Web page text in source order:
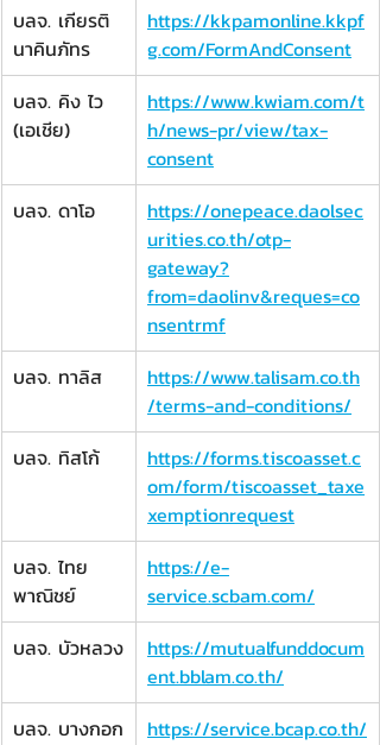
บลจ. เกียรติ
นาคินภัทร
https://kkpamonline.kkpf
g.com/FormAndConsent
บลจ. คิง ไว
(เอเชีย)
https://www.kwiam.com/t
h/news-pr/view/tax-
consent
​บลจ. ดาโอ
https://onepeace.daolsec
urities.co.th/otp-
gateway?
from=daolinv&reques=co
nsentrmf
​บลจ. ทาลิส
https://www.talisam.co.th
/terms-and-conditions/
บลจ. ทิสโก้
https://forms.tiscoasset.c
om/form/tiscoasset_taxe
xemptionrequest
​บลจ. ไทย
พาณิชย์
https://e-
service.scbam.com/
​บลจ. บัวหลวง
https://mutualfunddocum
ent.bblam.co.th/
บลจ. บางกอก
https://service.bcap.co.th/